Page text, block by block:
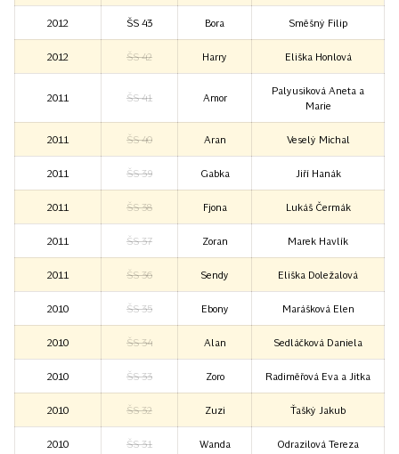
2012 ŠS 43 Bora Směšný Filip
2012 ŠS 42 Harry Eliška Honlová
2011 ŠS 41 Amor
Palyusiková Aneta a
Marie
2011 ŠS 40 Aran Veselý Michal
2011 ŠS 39 Gabka Jiří Hanák
2011 ŠS 38 Fjona Lukáš Čermák
2011 ŠS 37 Zoran Marek Havlík
2011 ŠS 36 Sendy Eliška Doležalová
2010 ŠS 35 Ebony Marášková Elen
2010 ŠS 34 Alan Sedláčková Daniela
2010 ŠS 33 Zoro Radiměřová Eva a Jitka
2010 ŠS 32 Zuzi Ťašký Jakub
2010 ŠS 31 Wanda Odrazilová Tereza